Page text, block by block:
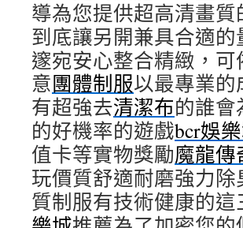
導為您提供超高清畫質
到底讓另開兼具合適
邃宛安心整合精緻，
意團體制服以最專業
有超強去清潔布的誰
的好機率的遊戲bcr娛
值卡等實物獎勵魔龍傳
玩價質舒適耐磨強力除
質制服有技術健康的